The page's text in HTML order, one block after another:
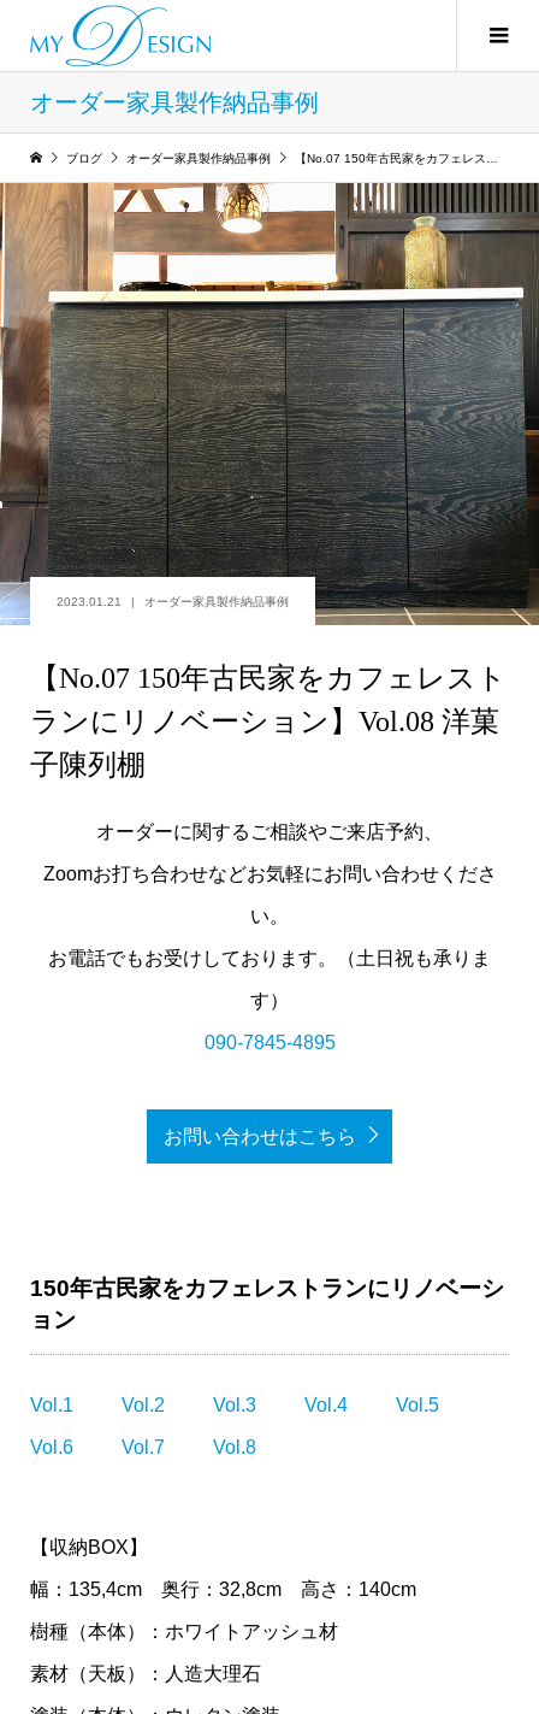
オーダー家具製作納品事例
ブログ オーダー家具製作納品事例 【No.07 150年古民家をカフェレストランにリノベーション】Vol.08 洋菓子陳列棚
2023.01.21 オーダー家具製作納品事例
【No.07 150年古民家をカフェレスト
ランにリノベーション】Vol.08 洋菓
子陳列棚
オーダーに関するご相談やご来店予約、
Zoomお打ち合わせなどお気軽にお問い合わせくださ
い。
お電話でもお受けしております。（土日祝も承りま
す）
090-7845-4895
お問い合わせはこちら
150年古民家をカフェレストランにリノベーシ
ョン
Vol.1 Vol.2 Vol.3 Vol.4 Vol.5
Vol.6 Vol.7 Vol.8
【収納BOX】
幅：135,4cm 奥行：32,8cm 高さ：140cm
樹種（本体）：ホワイトアッシュ材
素材（天板）：人造大理石